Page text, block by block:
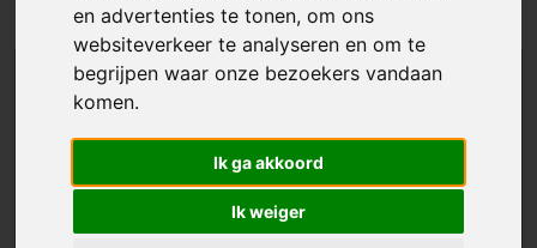
en advertenties te tonen, om ons
websiteverkeer te analyseren en om te
begrijpen waar onze bezoekers vandaan
komen.
Ik ga akkoord
Ik weiger
We helpen u graag zoeken
Maak hier een zoekprofiel aan en we houden u op
de hoogte van passend aanbod.